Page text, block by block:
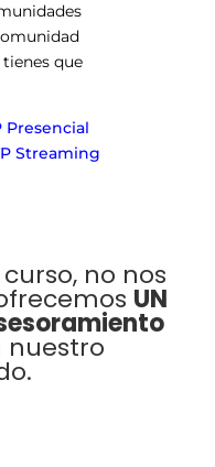
que
Presencial
Streaming
no nos
UN
nuestro